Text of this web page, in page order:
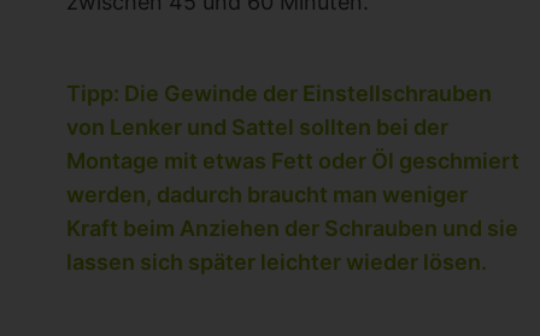
Tipp: Die Gewinde der Einstellschrauben
von Lenker und Sattel sollten bei der
Montage mit etwas Fett oder Öl geschmiert
werden, dadurch braucht man weniger
Kraft beim Anziehen der Schrauben und sie
lassen sich später leichter wieder lösen.